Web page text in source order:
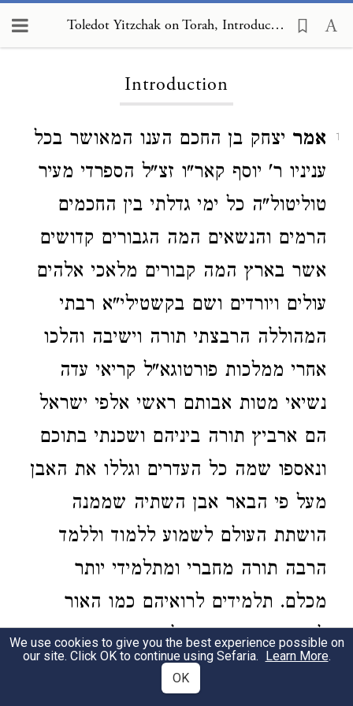
Toledot Yitzchak on Torah, Introduction
Toledot Yitzchak on Torah
Introduction
1 אמר יצחק בן החכם הענו המאושר בכל
עניניו ר' יוסף קאר"ו זצ"ל הספרדי מעיר
טוליטול"ה כל ימי גדלתי בין החכמים
הרמים והנשאים המה הגבורים קדושים
אשר בארץ המה קבורים מלאכי אלהים
עולים ויורדים ושם בקשטילי"א רבתי
המהוללה הרבצתי תורה וישיבה והלכו
אחרי ממלכות פורטוגא"ל קריאי עדה
נשיאי מטות אבותם ראשי אלפי ישראל
הם ארביץ תורה ביניהם ושכנתי בתוכם
ונאספו שמה כל העדרים וגללו את האבן
מעל פי הבאר אבן השתיה שממנה
הושתת העולם לשמוע ללמוד וללמד
הרבה תורה מחברי ומתלמידי יותר
מכלם. תלמידים לרואיהם כמו האור
לעינים והם נראים עלי ארץ כככבים
בשמים ובהיותנו שמה שמה החזיקתנו
We use cookies to give you the best experience possible on
our site. Click OK to continue using Sefaria. Learn More.
OK